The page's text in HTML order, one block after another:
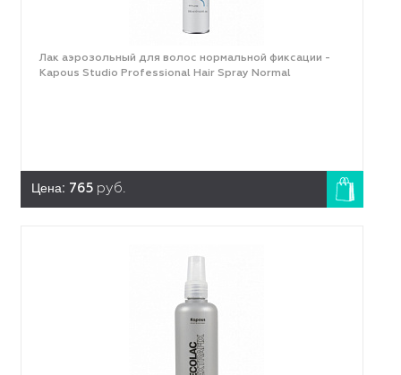
Лак аэрозольный для волос нормальной фиксации -
Kapous Studio Professional Hair Spray Normal
Цена: 765 руб.